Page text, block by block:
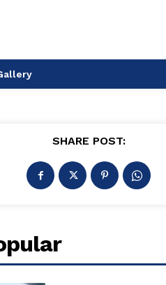
SHARE POST: